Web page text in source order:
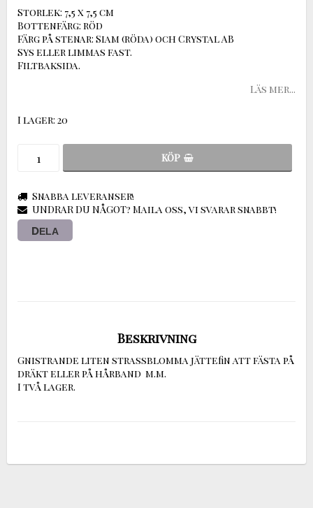
Storlek: 7,5 x 7,5 cm
Bottenfärg: röd
Färg på stenar: Siam (röda) och Crystal AB
Sys eller limmas fast.
Filtbaksida.
Läs mer...
I lager: 20
KÖP
Snabba leveranser!
UNDRAR DU NÅGOT? Maila oss, vi svarar snabbt!
DELA
Beskrivning
Gnistrande liten strassblomma jättefin att fästa på
dräkt eller på hårband  m.m.
I två lager.